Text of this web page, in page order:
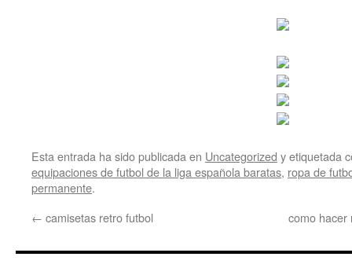
Esta entrada ha sido publicada en Uncategorized y etiquetada
equipaciones de futbol de la liga española baratas, ropa de
permanente.
← camisetas retro futbol como